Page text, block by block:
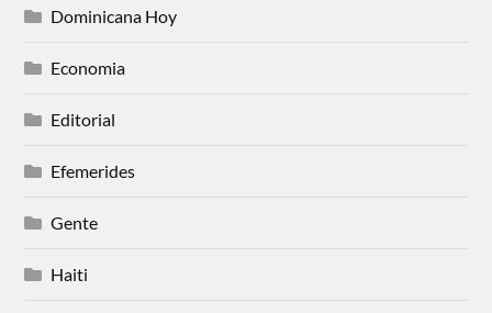
Dominicana Hoy
Economia
Editorial
Efemerides
Gente
Haiti